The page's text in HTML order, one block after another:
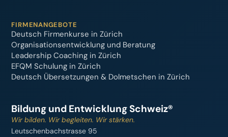
FIRMENANGEBOTE
Deutsch Firmenkurse in Zürich
Organisationsentwicklung und Beratung
Leadership Coaching in Zürich
EFQM Schulung in Zürich
Deutsch Übersetzungen & Dolmetschen in Zürich
Bildung und Entwicklung Schweiz®
Wir bilden. Wir begleiten. Wir stärken.
Leutschenbachstrasse 95